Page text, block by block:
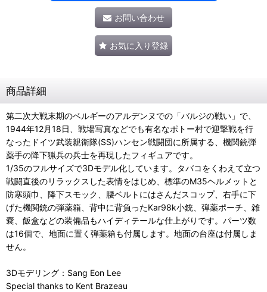
お問い合わせ
お気に入り登録
商品詳細
第二次大戦末期のベルギーのアルデンヌでの「バルジの戦い」で、
1944年12月18日、戦場写真などでも有名なポトー村で迎撃戦を行
なったドイツ武装親衛隊(SS)ハンセン戦闘団に所属する、機関銃弾
薬手の降下猟兵の兵士を再現したフィギュアです。
1/35のフルサイズで3Dモデル化しています。タバコをくわえて立つ
戦闘直後のリラックスした表情をはじめ、標準のM35ヘルメットと
防寒頭巾、降下スモック、腰ベルトにはさんだスコップ、右手に下
げた機関銃の弾薬箱、背中に背負ったKar98k小銃、弾薬ポーチ、雑
嚢、飯盒などの装備品もハイディテールな仕上がりです。パーツ数
は16個で、地面に置く弾薬箱も付属します。地面の台座は付属しま
せん。
3Dモデリング：Sang Eon Lee
Special thanks to Kent Brazeau